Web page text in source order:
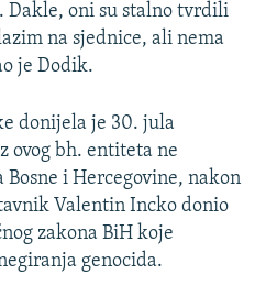
Dakle, oni su stalno tvrdili
na sjednice, ali nema
je Dodik.
donijela je 30. jula
ovog bh. entiteta ne
i Hercegovine, nakon
Valentin Incko donio
zakona BiH koje
genocida.